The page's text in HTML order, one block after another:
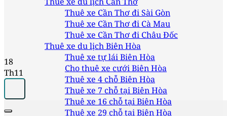
Thuê xe Cần Thơ đi Sài Gòn
Thuê xe Cần Thơ đi Cà Mau
Thuê xe Cần Thơ đi Châu Đốc
Thuê xe du lịch Biên Hòa
Thuê xe tự lái Biên Hòa
Cho thuê xe cưới Biên Hòa
Thuê xe 4 chỗ Biên Hòa
Thuê xe 7 chỗ tại Biên Hòa
Thuê xe 16 chỗ tại Biên Hòa
Thuê xe 29 chỗ tại Biên Hòa
18
Th11